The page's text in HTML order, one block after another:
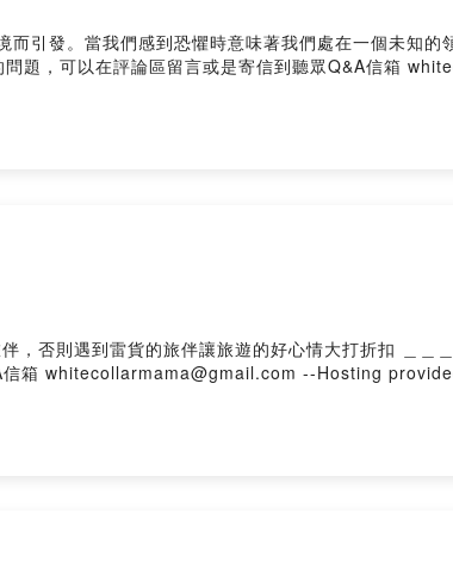
發。當我們感到恐懼時意味著我們處在一個未知的領域
如果你有想要問的問題，可以在評論區留言或是寄信到聽眾Q&A信箱